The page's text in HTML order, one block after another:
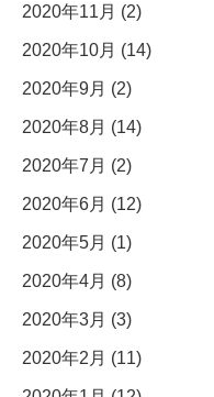
2020年11月 (2)
2020年10月 (14)
2020年9月 (2)
2020年8月 (14)
2020年7月 (2)
2020年6月 (12)
2020年5月 (1)
2020年4月 (8)
2020年3月 (3)
2020年2月 (11)